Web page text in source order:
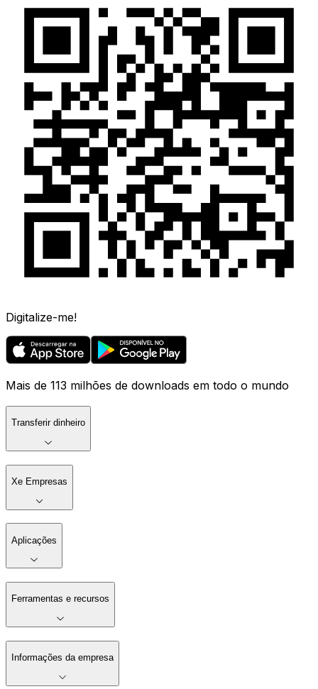
Digitalize-me!
Mais de 113 milhões de downloads em todo o mundo
Transferir dinheiro
Xe Empresas
Aplicações
Ferramentas e recursos
Informações da empresa